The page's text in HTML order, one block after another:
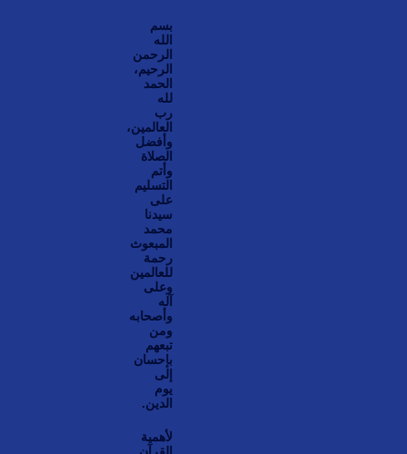
بسم
الله
الرحمن
الرحيم،
الحمد
لله
رب
العالمين،
وأفضل
الصلاة
وأتم
التسليم
على
سيدنا
محمد
المبعوث
رحمة
للعالمين
وعلى
آله
وأصحابه
ومن
تبعهم
بإحسان
إلى
يوم
الدين.
لأهمية
القرآن